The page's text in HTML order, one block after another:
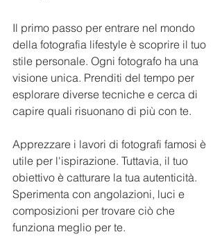
Il primo passo per entrare nel mondo
della fotografia lifestyle è scoprire il tuo
stile personale. Ogni fotografo ha una
visione unica. Prenditi del tempo per
esplorare diverse tecniche e cerca di
capire quali risuonano di più con te.
Apprezzare i lavori di fotografi famosi è
utile per l'ispirazione. Tuttavia, il tuo
obiettivo è catturare la tua autenticità.
Sperimenta con angolazioni, luci e
composizioni per trovare ciò che
funziona meglio per te.